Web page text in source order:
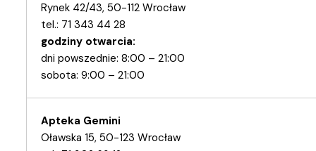
Rynek 42/43, 50-112 Wrocław
tel.: 71 343 44 28
godziny otwarcia:
dni powszednie: 8:00 – 21:00
sobota: 9:00 – 21:00
Apteka Gemini
Oławska 15, 50-123 Wrocław